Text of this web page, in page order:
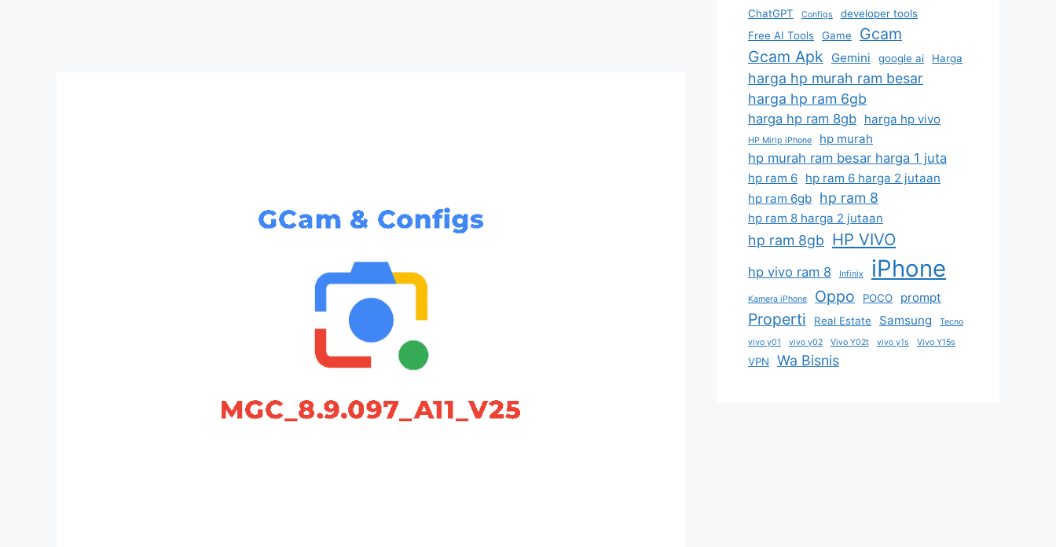
ChatGPT Configs
developer tools
Free AI Tools
Game
Gcam
Gcam Apk
Gemini google ai Harga
harga hp murah ram besar
harga hp ram 6gb
harga hp ram 8gb harga hp vivo
HP Mirip iPhone hp murah
hp murah ram besar harga 1 juta
hp ram 6 hp ram 6 harga 2 jutaan
hp ram 6gb hp ram 8
hp ram 8 harga 2 jutaan
hp ram 8gb HP VIVO
hp vivo ram 8 Infinix iPhone
Kamera iPhone Oppo POCO prompt
Properti Real Estate Samsung
Tecno
vivo y01
vivo y02 Vivo Y02t vivo y1s Vivo Y15s
VPN Wa Bisnis